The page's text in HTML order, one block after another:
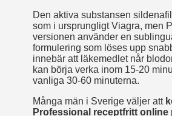
Den aktiva substansen
som i ursprungligt Viagra, men
versionen använder en
formulering som löses upp
innebär att läkemedlet når
kan börja verka inom 15-20
vanliga 30-60 minuterna.
Många män i Sverige väljer att
Professional receptfritt online